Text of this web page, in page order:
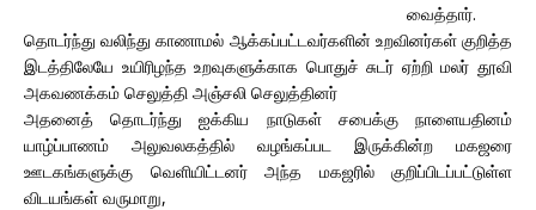
வைத்தார்.
தொடர்ந்து வலிந்து காணாமல் ஆக்கப்பட்டவர்களின் உறவினர்கள் குறித்த
இடத்திலேயே உயிரிழந்த உறவுகளுக்காக பொதுச் சுடர் ஏற்றி மலர் தூவி
அகவணக்கம் செலுத்தி அஞ்சலி செலுத்தினர்
அதனைத் தொடர்ந்து ஐக்கிய நாடுகள் சபைக்கு நாளையதினம்
யாழ்ப்பாணம் அலுவலகத்தில் வழங்கப்பட இருக்கின்ற மகஜரை
ஊடகங்களுக்கு வெளியிட்டனர் அந்த மகஜரில் குறிப்பிடப்பட்டுள்ள
விடயங்கள் வருமாறு,